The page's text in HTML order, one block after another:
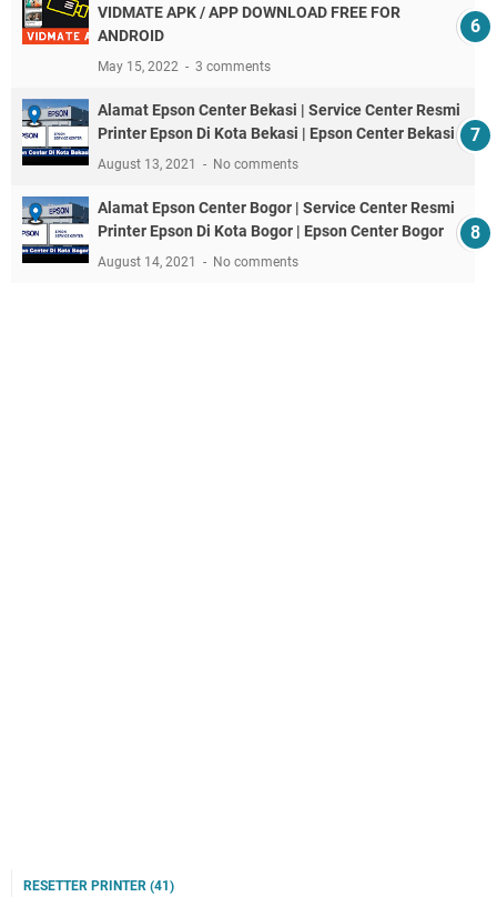
VIDMATE APK / APP DOWNLOAD FREE FOR
ANDROID
May 15, 2022 3 comments
Alamat Epson Center Bekasi | Service Center Resmi
Printer Epson Di Kota Bekasi | Epson Center Bekasi
August 13, 2021 No comments
Alamat Epson Center Bogor | Service Center Resmi
Printer Epson Di Kota Bogor | Epson Center Bogor
August 14, 2021 No comments
RESETTER PRINTER (41)